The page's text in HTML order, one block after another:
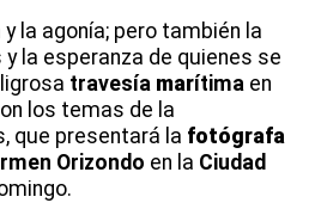
la agonía; pero también la
y la esperanza de quienes se
travesía marítima en
los temas de la
que presentará la fotógrafa
Orizondo en la Ciudad